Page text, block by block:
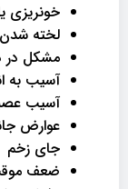
خونریزی
لخته
مشکل در
آسیب به
آسیب
عوارض
جای زخم
ضعف